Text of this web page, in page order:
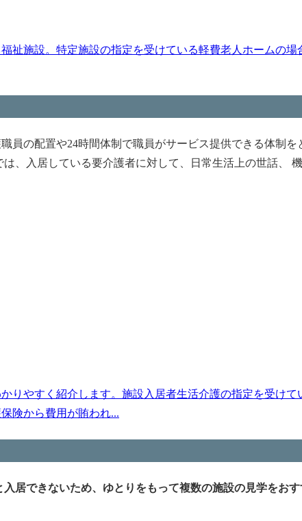
祉施設。特定施設の指定を受けている軽費老人ホームの場
員の配置や24時間体制で職員がサービス提供できる体制を
、入居している要介護者に対して、日常生活上の世話、 機
りやすく紹介します。施設入居者生活介護の指定を受けて
険から費用が賄われ...
居できないため、ゆとりをもって複数の施設の見学をおす